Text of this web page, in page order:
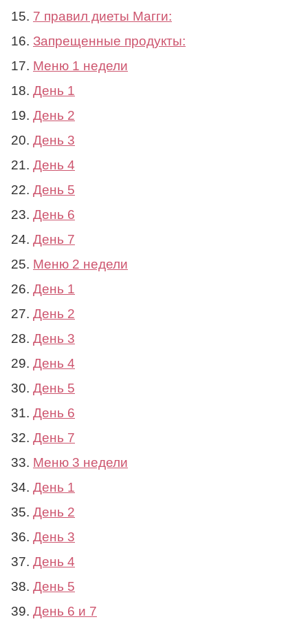
7 правил диеты Магги:
Запрещенные продукты:
Меню 1 недели
День 1
День 2
День 3
День 4
День 5
День 6
День 7
Меню 2 недели
День 1
День 2
День 3
День 4
День 5
День 6
День 7
Меню 3 недели
День 1
День 2
День 3
День 4
День 5
День 6 и 7